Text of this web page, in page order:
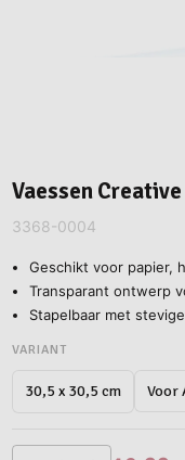
Vaessen
3368-0004
Geschikt voor papier,
Transparant ontwerp
Stapelbaar met
VARIANT
30,5 x 30,5 cm Voor